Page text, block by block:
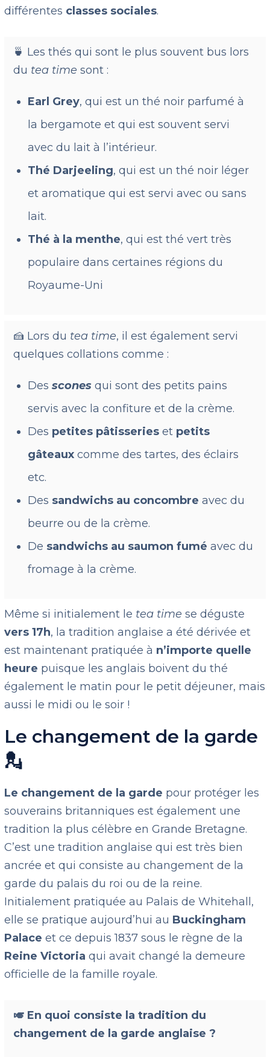
différentes classes sociales.
🍵 Les thés qui sont le plus souvent bus lors
du tea time sont :
Earl Grey, qui est un thé noir parfumé à
la bergamote et qui est souvent servi
avec du lait à l’intérieur.
Thé Darjeeling, qui est un thé noir léger
et aromatique qui est servi avec ou sans
lait.
Thé à la menthe, qui est thé vert très
populaire dans certaines régions du
Royaume-Uni
🍰 Lors du tea time, il est également servi
quelques collations comme :
Des scones qui sont des petits pains
servis avec la confiture et de la crème.
Des petites pâtisserieset petits
gâteauxcomme des tartes, des éclairs
etc.
Des sandwichs au concombre avec du
beurre ou de la crème.
De sandwichs au saumon fumé avec du
fromage à la crème.
Même si initialement le tea time se déguste
vers 17h, la tradition anglaise a été dérivée et
est maintenant pratiquée à n’importe quelle
heure puisque les anglais boivent du thé
également le matin pour le petit déjeuner, mais
aussi le midi ou le soir !
Le changement de la garde
💂
Le changement de la garde pour protéger les
souverains britanniques est également une
tradition la plus célèbre en Grande Bretagne.
C’est une tradition anglaise qui est très bien
ancrée et qui consiste au changement de la
garde du palais du roi ou de la reine.
Initialement pratiquée au Palais de Whitehall,
elle se pratique aujourd’hui au Buckingham
Palace et ce depuis 1837 sous le règne de la
Reine Victoriaqui avait changé la demeure
officielle de la famille royale.
🎺 En quoi consiste la tradition du
changement de la garde anglaise ?